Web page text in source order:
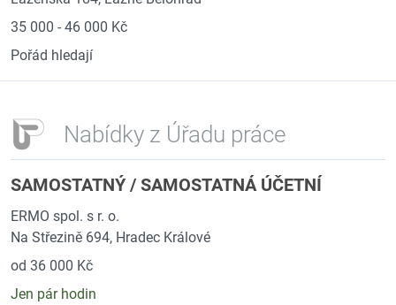
35 000 - 46 000 Kč
Pořád hledají
Nabídky z Úřadu práce
SAMOSTATNÝ / SAMOSTATNÁ ÚČETNÍ
ERMO spol. s r. o.
Na Střezině 694, Hradec Králové
od 36 000 Kč
Jen pár hodin